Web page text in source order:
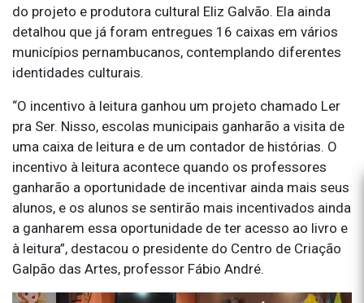
do projeto e produtora cultural Eliz Galvão. Ela ainda
detalhou que já foram entregues 16 caixas em vários
municípios pernambucanos, contemplando diferentes
identidades culturais.
“O incentivo à leitura ganhou um projeto chamado Ler
pra Ser. Nisso, escolas municipais ganharão a visita de
uma caixa de leitura e de um contador de histórias. O
incentivo à leitura acontece quando os professores
ganharão a oportunidade de incentivar ainda mais seus
alunos, e os alunos se sentirão mais incentivados ainda
a ganharem essa oportunidade de ter acesso ao livro e
à leitura”, destacou o presidente do Centro de Criação
Galpão das Artes, professor Fábio André.